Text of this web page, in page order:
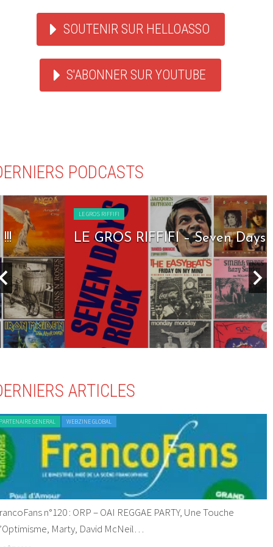
SOUTENIR SUR HELLOASSO
S'ABONNER SUR YOUTUBE
PODCASTS
LE GROS RIFFIFI
LE GROS RIFFIFI – Seven Days To Rock !!!
ARTICLES
GENERAL WEBZINE GLOBAL
n°120 : ORP – OAI REGGAE PARTY, Une Touche
Marty, David McNeil…